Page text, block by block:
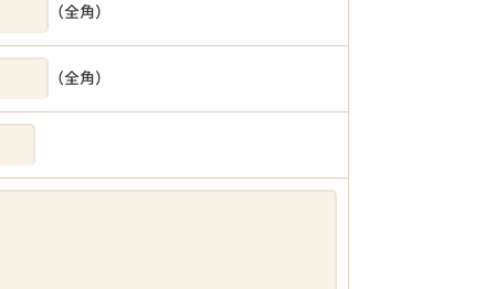
（全角）
（全角）